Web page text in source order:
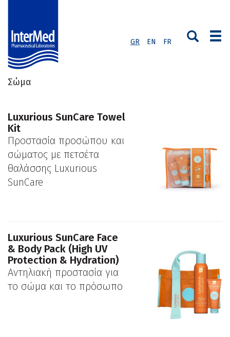
GR EN FR
Σώμα
Luxurious SunCare Towel
Kit
Προστασία προσώπου και
σώματος με πετσέτα
θαλάσσης Luxurious
SunCare
Luxurious SunCare Face
& Body Pack (High UV
Protection & Hydration)
Αντηλιακή προστασία για
το σώμα και το πρόσωπο